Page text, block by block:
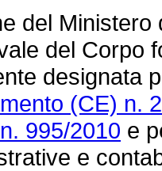
Ministero
del Corpo
designata
(CE) n.
995/2010 e
e